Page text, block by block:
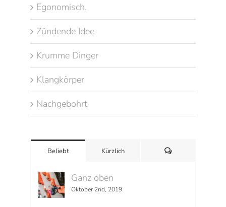
Egonomisch.
Zündende Idee
Krumme Dinger
Klangkörper
Nachgebohrt
Beliebt Kürzlich Kommentare
Ganz oben
Oktober 2nd, 2019